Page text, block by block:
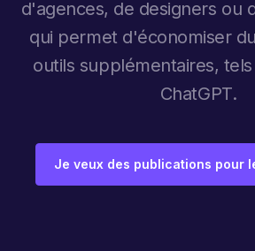
d'agences, de designers ou
qui permet d'économiser
outils supplémentaires,
ChatGPT.
Je veux des publications pour